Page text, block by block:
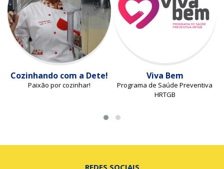
Cozinhando com a Dete!
Paixão por cozinhar!
Viva Bem
Programa de Saúde Preventiva
HRTGB
REDES SOCIAIS